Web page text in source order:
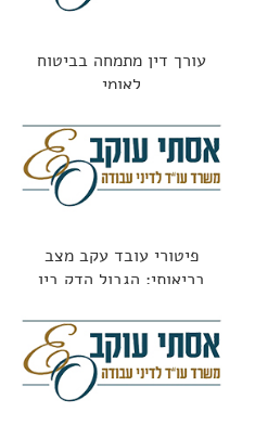
עורך דין מתמחה בביטוח
לאומי
פיטורי עובד עקב מצב
בריאותי: הגבול הדק בין